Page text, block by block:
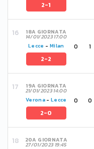
2-1
18A GIORNATA
14/01/2023 17:00
Lecce - Milan
2-2
0 1
19A GIORNATA
21/01/2023 14:00
Verona -Lecce
2-0
0 0
20A GIORNATA
27/01/2023 19:45